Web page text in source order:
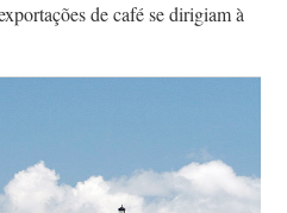
de café se dirigiam à